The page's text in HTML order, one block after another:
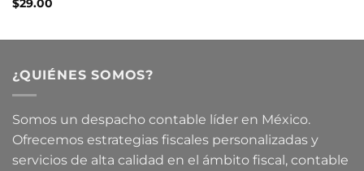
Rated
$29.00
¿QUIÉNES SOMOS?
Somos un despacho contable líder en México.
Ofrecemos estrategias fiscales personalizadas y
servicios de alta calidad en el ámbito fiscal, contable